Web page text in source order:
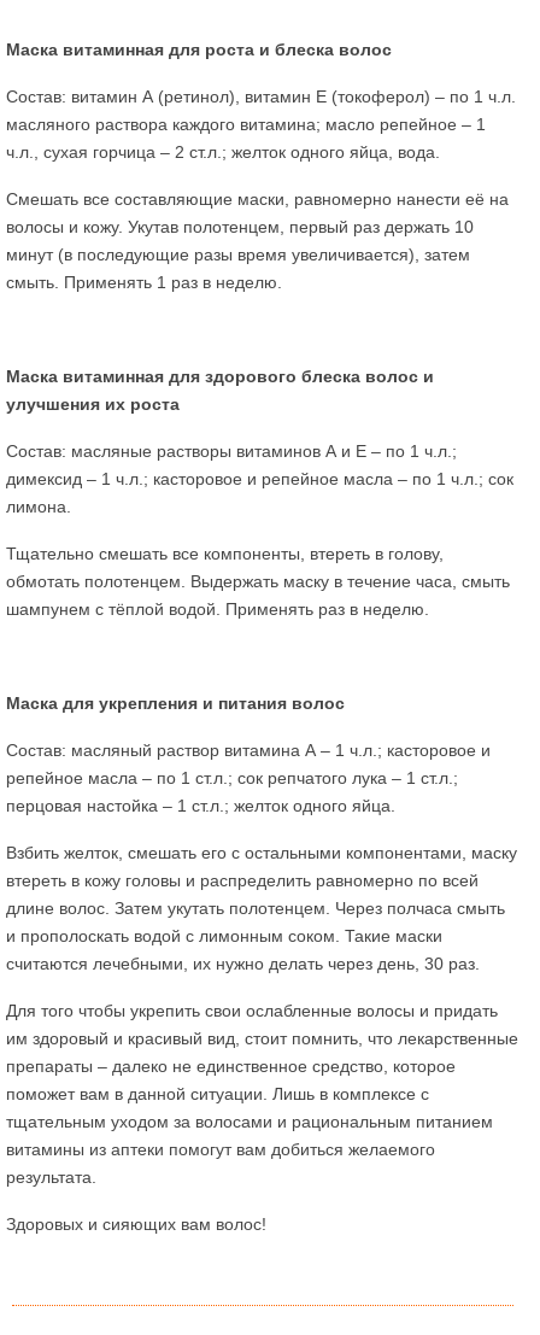
Маска витаминная для роста и блеска волос
Состав: витамин А (ретинол), витамин Е (токоферол) – по 1 ч.л.
масляного раствора каждого витамина; масло репейное – 1
ч.л., сухая горчица – 2 ст.л.; желток одного яйца, вода.
Смешать все составляющие маски, равномерно нанести её на
волосы и кожу. Укутав полотенцем, первый раз держать 10
минут (в последующие разы время увеличивается), затем
смыть. Применять 1 раз в неделю.
Маска витаминная для здорового блеска волос и
улучшения их роста
Состав: масляные растворы витаминов А и Е – по 1 ч.л.;
димексид – 1 ч.л.; касторовое и репейное масла – по 1 ч.л.; сок
лимона.
Тщательно смешать все компоненты, втереть в голову,
обмотать полотенцем. Выдержать маску в течение часа, смыть
шампунем с тёплой водой. Применять раз в неделю.
Маска для укрепления и питания волос
Состав: масляный раствор витамина А – 1 ч.л.; касторовое и
репейное масла – по 1 ст.л.; сок репчатого лука – 1 ст.л.;
перцовая настойка – 1 ст.л.; желток одного яйца.
Взбить желток, смешать его с остальными компонентами, маску
втереть в кожу головы и распределить равномерно по всей
длине волос. Затем укутать полотенцем. Через полчаса смыть
и прополоскать водой с лимонным соком. Такие маски
считаются лечебными, их нужно делать через день, 30 раз.
Для того чтобы укрепить свои ослабленные волосы и придать
им здоровый и красивый вид, стоит помнить, что лекарственные
препараты – далеко не единственное средство, которое
поможет вам в данной ситуации. Лишь в комплексе с
тщательным уходом за волосами и рациональным питанием
витамины из аптеки помогут вам добиться желаемого
результата.
Здоровых и сияющих вам волос!